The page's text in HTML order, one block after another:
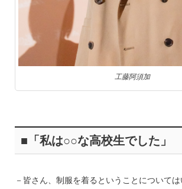
工藤阿須加
■「私は○○な高校生でした」
－皆さん、制服を着るということについて